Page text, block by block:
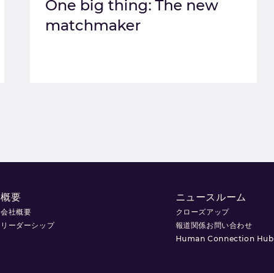
One big thing: The new
matchmaker
概要
会社概要
リーダーシップ
ニュースルーム
クローズアップ
報道関係お問い合わせ
Human Connection Hub